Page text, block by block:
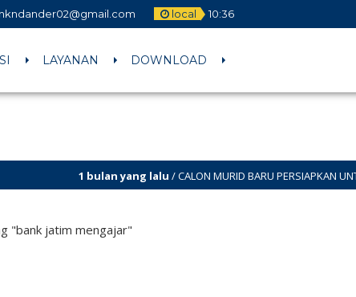
local 10:36
LAYANAN DOWNLOAD
1 bulan yang lalu/ CALON MURID BARU PERSIAPKAN UNTUK
"bank jatim mengajar"